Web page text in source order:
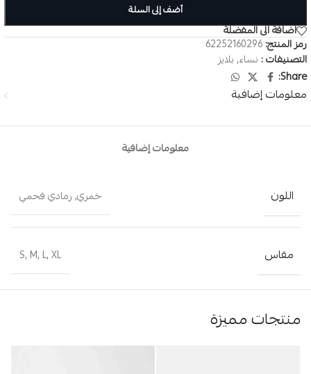
أضف إلى السلة
اضافة الى المفضلة
رمز المنتج: 62252160296
التصنيفات : نساء, بلايز
Share:
معلومات إضافية
معلومات إضافية
اللون خمري, رمادي فحمي
مقاس S, M, L, XL
منتجات مميزة